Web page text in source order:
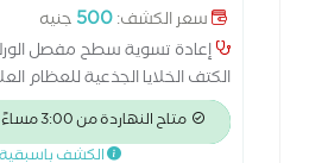
سعر الكشف:500 جنيه
إعادة تسوية سطح مفصل
الكتف الخلايا الجذعية للعظام
العظام علاج آلام الأعصاب
الرباط الصليبي عملية
متاح النهاردة من 3:00 مساءً